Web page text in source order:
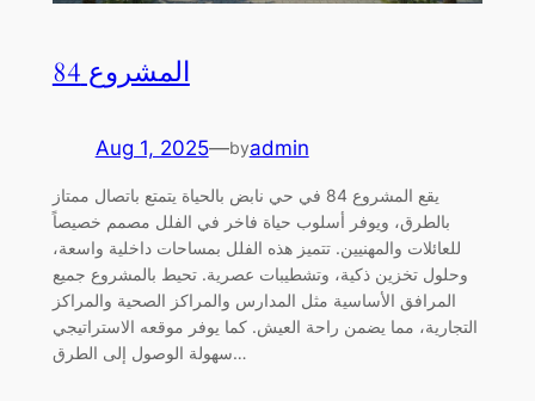
المشروع 84
Aug 1, 2025—byadmin
يقع المشروع 84 في حي نابض بالحياة يتمتع باتصال ممتاز
بالطرق، ويوفر أسلوب حياة فاخر في الفلل مصمم خصيصاً
للعائلات والمهنيين. تتميز هذه الفلل بمساحات داخلية واسعة،
وحلول تخزين ذكية، وتشطيبات عصرية. تحيط بالمشروع جميع
المرافق الأساسية مثل المدارس والمراكز الصحية والمراكز
التجارية، مما يضمن راحة العيش. كما يوفر موقعه الاستراتيجي
سهولة الوصول إلى الطرق…